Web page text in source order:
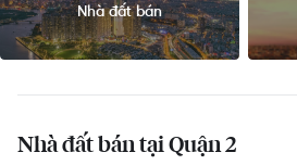
Nhà đất bán
Nhà đất bán tại Quận 2